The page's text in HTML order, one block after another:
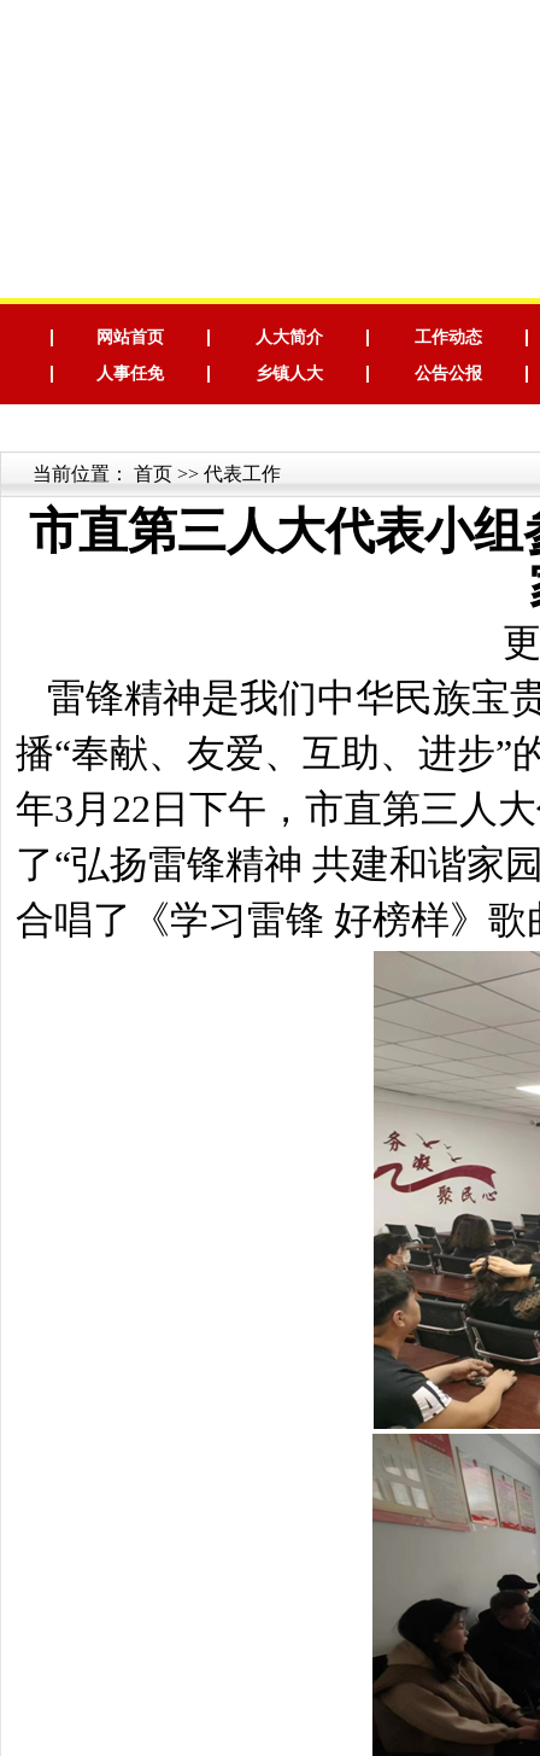
网站首页 人大简介
工作动态
人事任免
乡镇人大 公告公报
当前位置： 首页 >> 代表工作
市直第三人大代表小
雷锋精神是我们中华民族宝
播“奉献、友爱、互助、进步”
年3月 22 日下午，市直第三人
了“弘扬雷锋精神 共建和谐家
合唱了《学习雷锋 好榜样》歌